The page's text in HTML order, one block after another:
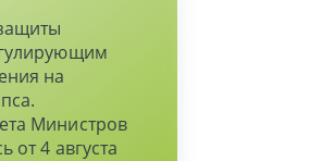
на
Министров
от 4 августа